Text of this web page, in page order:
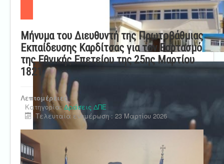
Μήνυμα του Διευθυντή της Πρωτοβάθμιας
Εκπαίδευσης Καρδίτσας για τον Εορτασμό
της Εθνικής Επετείου της 25ης Μαρτίου
1821
Λεπτομέρειες
Κατηγορία: Δράσεις ΔΠΕ
Τελευταία ενημέρωση : 23 Μαρτίου 2026